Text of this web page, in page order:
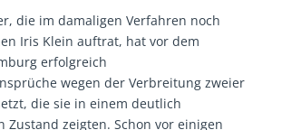
die im damaligen Verfahren noch
Iris Klein auftrat, hat vor dem
erfolgreich
wegen der Verbreitung zweier
die sie in einem deutlich
Zustand zeigten. Schon vor einigen